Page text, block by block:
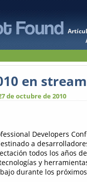
en
de octubre de 2010
Developers
a
todos los años
y
durante los